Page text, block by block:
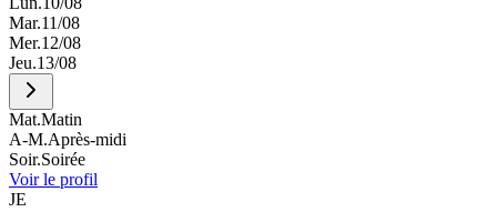
Mar.11/08
Mer.12/08
Jeu.13/08
Mat.Matin
A-M.Après-midi
Soir.Soirée
Voir le profil
JE